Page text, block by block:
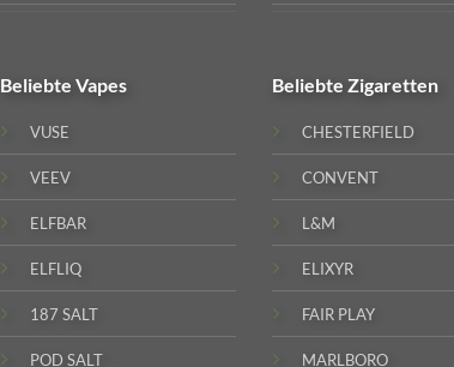
BeliebteVapes
VUSE
VEEV
ELFBAR
ELFLIQ
187 SALT
POD SALT
Beliebte Zigaretten
CHESTERFIELD
CONVENT
L&M
ELIXYR
FAIR PLAY
MARLBORO